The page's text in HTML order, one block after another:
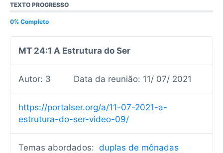
TEXTO PROGRESSO
0% Completo
MT 24:1 A Estrutura do Ser
Autor: 3 Data da reunião: 11/ 07/ 2021
https://portalser.org/a/11-07-2021-a-
estrutura-do-ser-video-09/
Temas abordados: duplas de mônadas